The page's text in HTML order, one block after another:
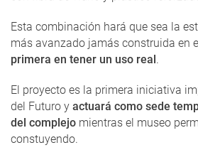
Esta combinación hará que sea la
más avanzado jamás construida en
primera en tener un uso real.
El proyecto es la primera iniciativa
del Futuro y actuará como sede
del complejo mientras el museo
constuyendo.